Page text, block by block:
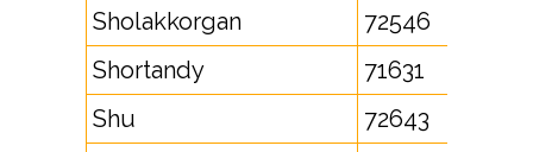
Sholakkorgan
72546
Shortandy
71631
Shu
72643